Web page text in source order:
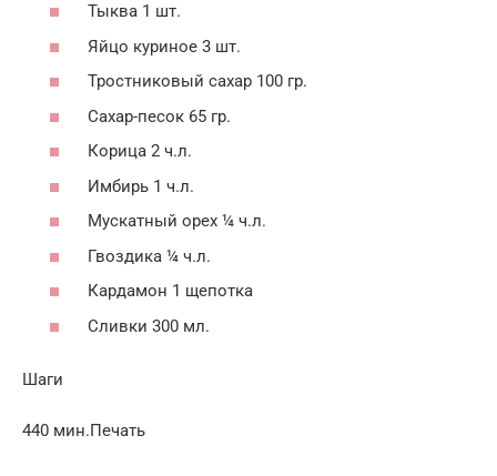
Тыква 1 шт.
Яйцо куриное 3 шт.
Тростниковый сахар 100 гр.
Сахар-песок 65 гр.
Корица 2 ч.л.
Имбирь 1 ч.л.
Мускатный орех ¼ ч.л.
Гвоздика ¼ ч.л.
Кардамон 1 щепотка
Сливки 300 мл.
Шаги
440 мин.Печать